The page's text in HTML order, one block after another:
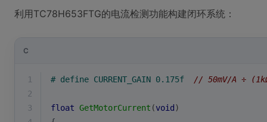
利用TC78H653FTG的电流检测功能构建闭环系统：
C
1 # define CURRENT_GAIN 0.175f // 50mV/A ÷
2
3
float GetMotorCurrent (void )